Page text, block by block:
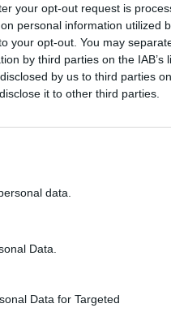
your opt-out request is
personal information utilized
your opt-out. You may
by third parties on the IAB’s
by us to third parties
it to other third parties.
data.
Data.
Data for Targeted
ни във